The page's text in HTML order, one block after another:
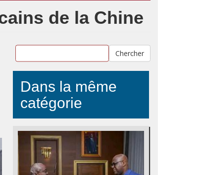
de la Chine
Chercher
Dans la même
catégorie